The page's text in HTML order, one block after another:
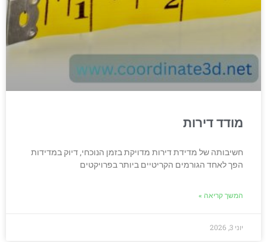
מודד דירות
חשיבותה של מדידת דירות מדויקת בזמן הנוכחי, דיוק במדידות
הפך לאחד הגורמים הקריטיים ביותר בפרויקטים
המשך קריאה »
יוני 3, 2026